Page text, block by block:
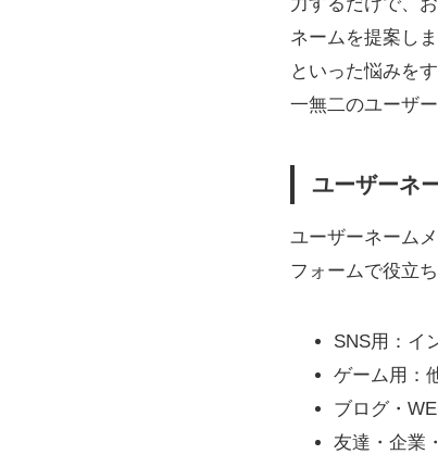
力するだけで、
ネームを提案し
といった悩みを
一無二のユーザ
ユーザーネ
ユーザーネーム
フォームで役立ち
SNS用：イ
ゲーム用：
ブログ・
友達・企業